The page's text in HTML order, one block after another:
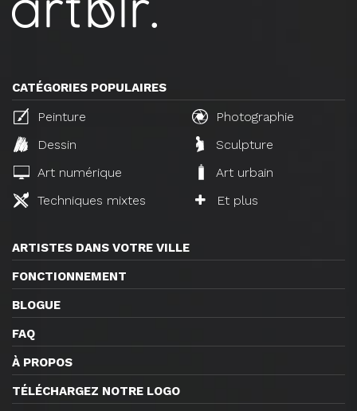
CATÉGORIES POPULAIRES
Peinture
Photographie
Dessin
Sculpture
Art numérique
Art urbain
Techniques mixtes
Et plus
ARTISTES DANS VOTRE VILLE
FONCTIONNEMENT
BLOGUE
FAQ
À PROPOS
TÉLÉCHARGEZ NOTRE LOGO